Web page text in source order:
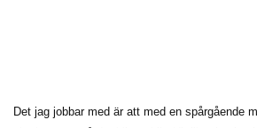
Det jag jobbar med är att med en spårgående